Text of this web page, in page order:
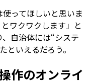
使ってほしいと思いま
ワクワクします」と
自治体には“システ
といえるだろう。
作のオンライ